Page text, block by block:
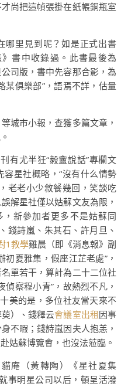
尚把這幀張掛在紙帳銅瓶室
哪里見到呢？如是正式出書
書中收錄過。此書最後為
司版，書中先容那合影，為
某俱樂部”，語焉不詳，估量
城市小報，查獲多篇文章，
有尤半狂“毅盦說話”專欄文
星社概略，“沒有什么情勢
老老小少敘餐幾回，笑談吃
解星社僅以姑蘇文友為限，
新參加者更多不是姑蘇同
錢詩嵐、朱其石、許月旦、
1教學雞晨（即《消息報》副
夏雅集，假座江芷老處”，
單若干，算計為二十二位社
察程小青”，故熱烈不凡，
美的是，多位社友當天來不
）、錢釋云會議室出租因事
不暇；錢詩嵐因夫人抱恙，
姑蘇博覽會，也沒法蒞臨。
庵（黃轉陶）《星社夏集
事明星公司以后，頓呈活潑